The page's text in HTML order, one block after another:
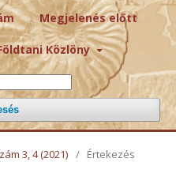
Megjelenés előtt
Közlöny
3, 4 (2021) / Értekezés